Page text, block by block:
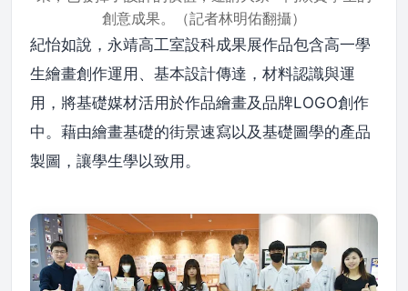
創意成果。（記者林明佑翻攝）
紀怡如說，永靖高工室設科成果展作品包含高一學
生繪畫創作運用、基本設計傳達，材料認識與運
用，將基礎媒材活用於作品繪畫及品牌LOGO創作
中。藉由繪畫基礎的街景速寫以及基礎圖學的產品
製圖，讓學生學以致用。